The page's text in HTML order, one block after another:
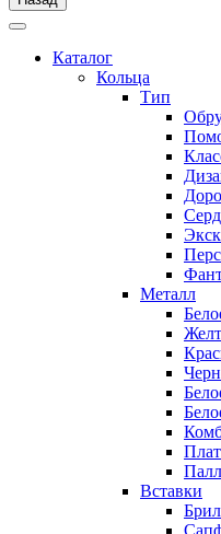
Каталог
Кольца
Тип
Металл
Вставки